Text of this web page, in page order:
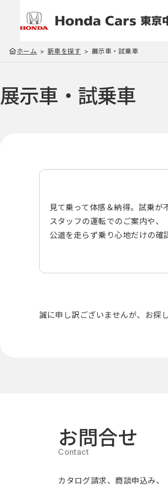
ホーム 新車を探す 展示車・試乗車
展示車・試乗車
見て乗って体感＆納得。試乗が
スタッフの運転でのご案内や、
公道を走らず乗り心地だけの確
誠に申し訳ございませんが、 お探
お問合せ
カタログ請求、商談申込み、